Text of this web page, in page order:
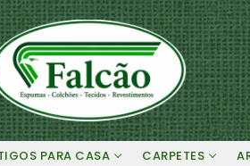
PARA CASA CARPETES